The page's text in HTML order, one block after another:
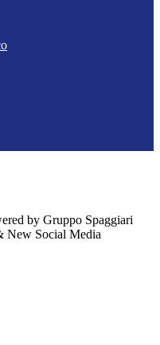
by Gruppo Spaggiari
New Social Media